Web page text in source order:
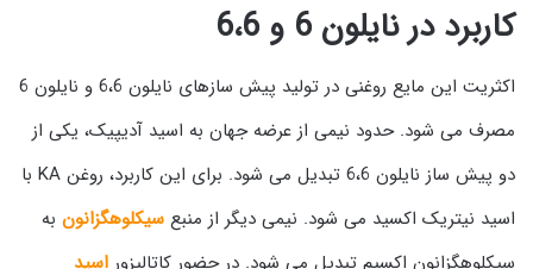
کاربرد در نایلون 6 و 6،6
اکثریت این مایع روغنی در تولید پیش سازهای نایلون 6،6 و نایلون 6
مصرف می شود. حدود نیمی از عرضه جهان به اسید آدیپیک، یکی از
دو پیش ساز نایلون 6،6 تبدیل می شود. برای این کاربرد، روغن KA با
اسید نیتریک اکسید می شود. نیمی دیگر از منبع سیکلوهگزانون به